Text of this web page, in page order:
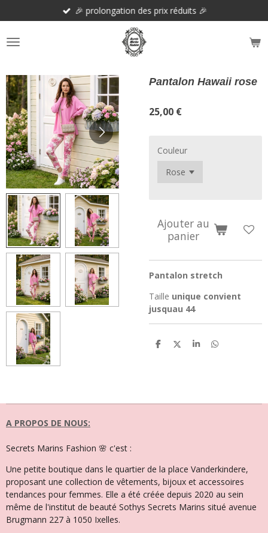
au
contenu
principal
🎉 prolongation des prix réduits 🎉
Pantalon Hawaii rose
25,00 €
Couleur
Ajouter au
panier
Pantalon stretch
Taille unique convient
jusquau 44
P
r
P
r
P
r
P
r
A PROPOS DE NOUS:
Secrets Marins Fashion 🌸 c'est :
Une petite boutique dans le quartier de la place Vanderkindere,
proposant une collection de vêtements, bijoux et accessoires
tendances pour femmes. Elle a été créée depuis 2020 au sein
même de l'institut de beauté Sothys Secrets Marins situé avenue
Brugmann 227 à 1050 Ixelles.